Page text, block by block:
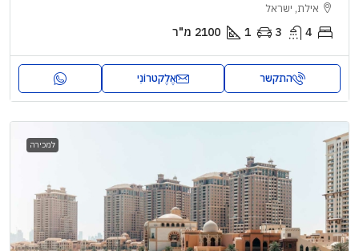
אילת, ישראל
4
3
1
2100 מ"ר
התקשר אֶלֶקטרוֹנִי
למכירה